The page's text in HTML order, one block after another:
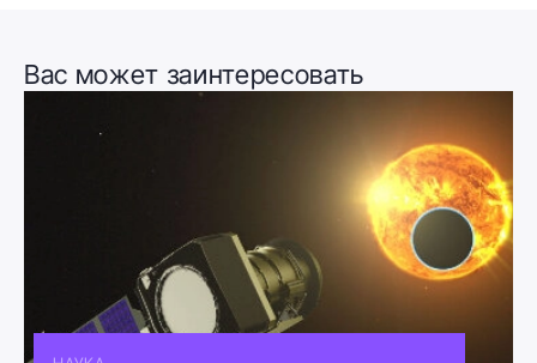
Вас может заинтересовать